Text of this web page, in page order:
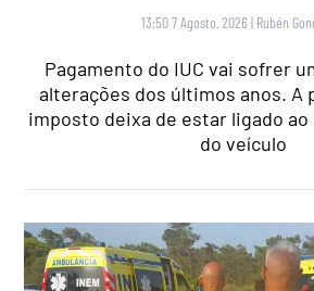
13:50 7 Agosto, 2026 | Rubén
Pagamento do IUC vai sofrer
alterações dos últimos anos. A
imposto deixa de estar ligado
do veículo